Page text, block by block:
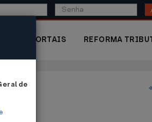
PORTAIS REFORMA
de